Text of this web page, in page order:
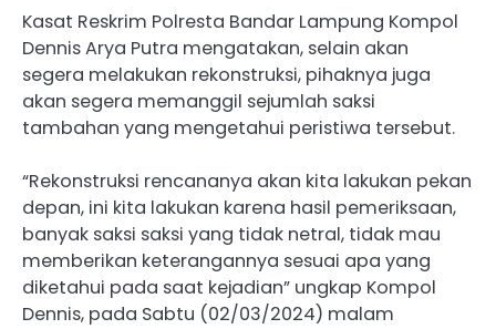
Kasat Reskrim Polresta Bandar Lampung Kompol
Dennis Arya Putra mengatakan, selain akan
segera melakukan rekonstruksi, pihaknya juga
akan segera memanggil sejumlah saksi
tambahan yang mengetahui peristiwa tersebut.
“Rekonstruksi rencananya akan kita lakukan pekan
depan, ini kita lakukan karena hasil pemeriksaan,
banyak saksi saksi yang tidak netral, tidak mau
memberikan keterangannya sesuai apa yang
diketahui pada saat kejadian” ungkap Kompol
Dennis, pada Sabtu (02/03/2024) malam